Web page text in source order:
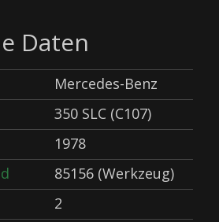
Daten
Mercedes-Benz
350 SLC (C107)
1978
85156 (Werkzeug)
2